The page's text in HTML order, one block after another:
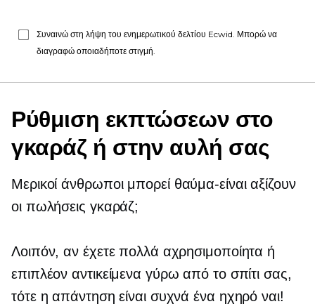
Συναινώ στη λήψη του ενημερωτικού δελτίου Ecwid. Μπορώ να
διαγραφώ οποιαδήποτε στιγμή.
Ρύθμιση εκπτώσεων στο
γκαράζ ή στην αυλή σας
Μερικοί άνθρωποι μπορεί θαύμα-είναιαξίζουν
οι πωλήσεις γκαράζ;
Λοιπόν, αν έχετε πολλά αχρησιμοποίητα ή
επιπλέον αντικείμενα γύρω από το σπίτι σας,
τότε η απάντηση είναι συχνά ένα ηχηρό ναι!